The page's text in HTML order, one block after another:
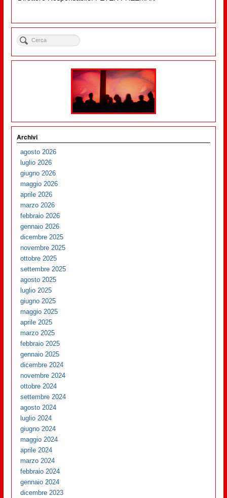
Archivi
agosto 2026
luglio 2026
giugno 2026
maggio 2026
aprile 2026
marzo 2026
febbraio 2026
gennaio 2026
dicembre 2025
novembre 2025
ottobre 2025
settembre 2025
agosto 2025
luglio 2025
giugno 2025
maggio 2025
aprile 2025
marzo 2025
febbraio 2025
gennaio 2025
dicembre 2024
novembre 2024
ottobre 2024
settembre 2024
agosto 2024
luglio 2024
giugno 2024
maggio 2024
aprile 2024
marzo 2024
febbraio 2024
gennaio 2024
dicembre 2023